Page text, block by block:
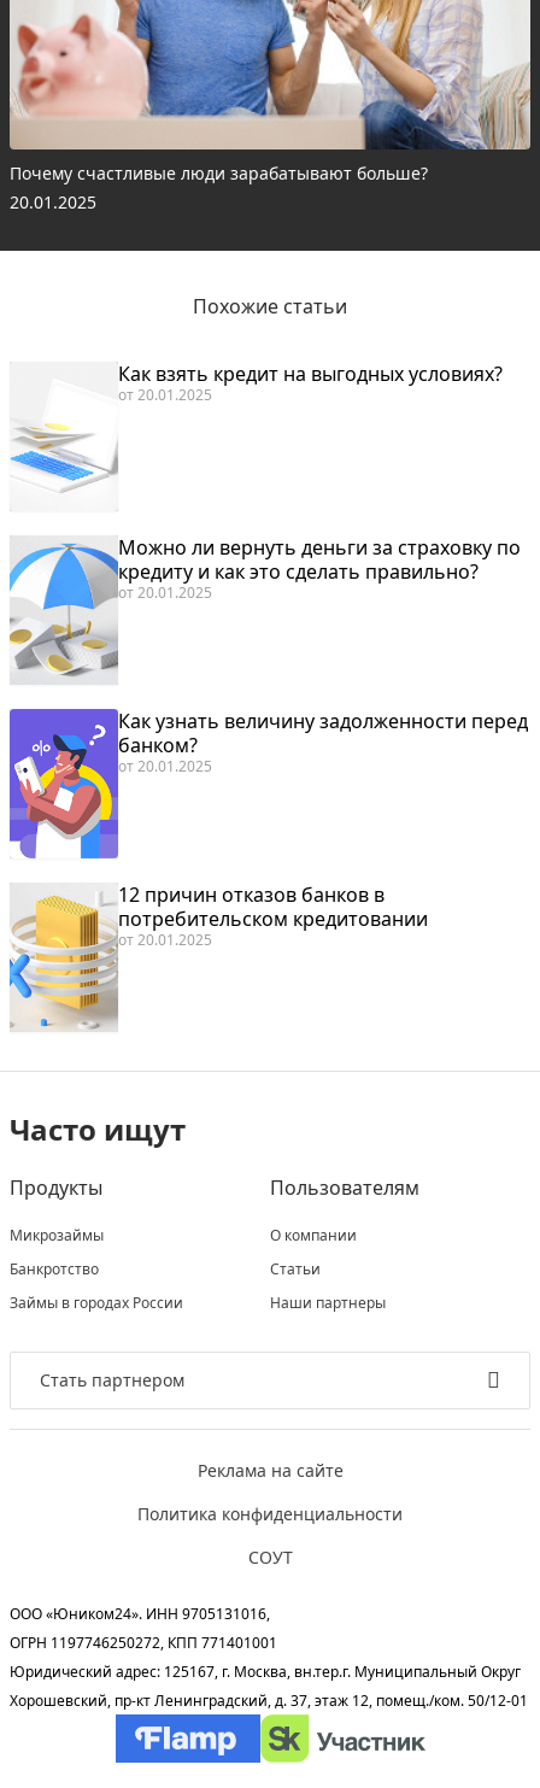
Почему счастливые люди зарабатывают больше?
20.01.2025
Похожие статьи
Как взять кредит на выгодных условиях?
от20.01.2025
Можно ли вернуть деньги за страховку по
кредиту и как это сделать правильно?
от20.01.2025
Как узнать величину задолженности перед
банком?
от20.01.2025
12 причин отказов банков в
потребительском кредитовании
от20.01.2025
Часто ищут
Продукты
Микрозаймы
Банкротство
Займы в городах России
Пользователям
О компании
Статьи
Наши партнеры
Стать партнером
Реклама на сайте
Политика конфиденциальности
СОУТ
ООО «Юником24». ИНН 9705131016,
ОГРН 1197746250272, КПП 771401001
Юридический адрес: 125167, г. Москва, вн.тер.г. Муниципальный Округ
Хорошевский, пр-кт Ленинградский, д. 37, этаж 12, помещ./ком. 50/12-01